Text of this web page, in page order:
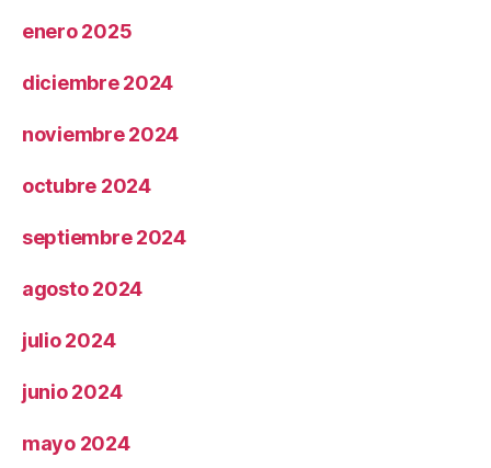
enero 2025
diciembre 2024
noviembre 2024
octubre 2024
septiembre 2024
agosto 2024
julio 2024
junio 2024
mayo 2024